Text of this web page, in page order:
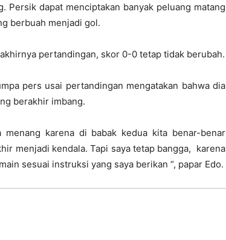
Persik dapat menciptakan banyak peluang matang
berbuah menjadi gol.
pertandingan, skor 0-0 tetap tidak berubah.
pers usai pertandingan mengatakan bahwa dia
berakhir imbang.
karena di babak kedua kita benar-benar
menjadi kendala. Tapi saya tetap bangga, karena
sesuai instruksi yang saya berikan “, papar Edo.